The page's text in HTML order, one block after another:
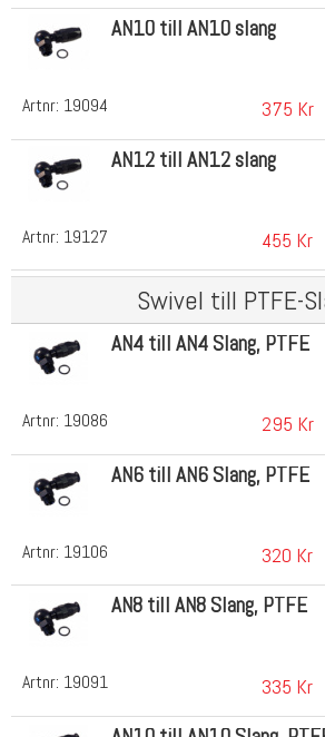
Artnr: 19094
AN10 till AN10 slang
375 Kr
Artnr: 19127
AN12 till AN12 slang
455 Kr
Swivel till PTFE-
Artnr: 19086
AN4 till AN4 Slang, PTFE
295 Kr
Artnr: 19106
AN6 till AN6 Slang, PTFE
320 Kr
Artnr: 19091
AN8 till AN8 Slang, PTFE
335 Kr